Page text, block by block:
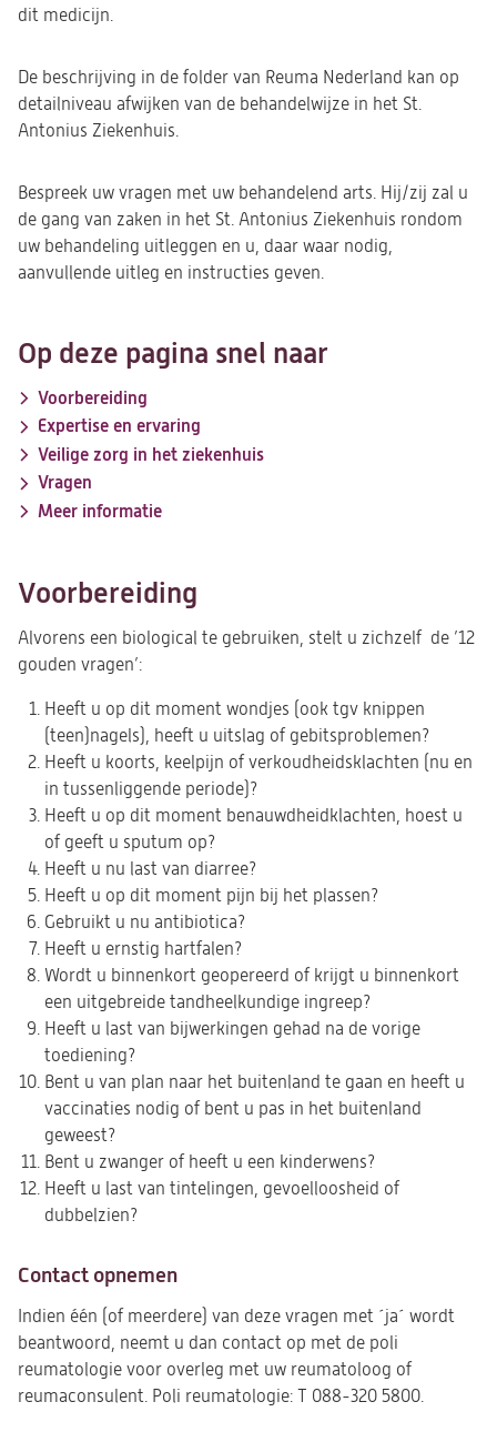
dit medicijn.
De beschrijving in de folder van Reuma Nederland kan op
detailniveau afwijken van de behandelwijze in het St.
Antonius Ziekenhuis.
Bespreek uw vragen met uw behandelend arts. Hij/zij zal u
de gang van zaken in het St. Antonius Ziekenhuis rondom
uw behandeling uitleggen en u, daar waar nodig,
aanvullende uitleg en instructies geven.
Op deze pagina snel naar
Voorbereiding
Expertise en ervaring
Veilige zorg in het ziekenhuis
Vragen
Meer informatie
Voorbereiding
Alvorens een biological te gebruiken, stelt u zichzelf de ’12
gouden vragen’:
Heeft u op dit moment wondjes (ook tgv knippen
(teen)nagels), heeft u uitslag of gebitsproblemen?
Heeft u koorts, keelpijn of verkoudheidsklachten (nu en
in tussenliggende periode)?
Heeft u op dit moment benauwdheidklachten, hoest u
of geeft u sputum op?
Heeft u nu last van diarree?
Heeft u op dit moment pijn bij het plassen?
Gebruikt u nu antibiotica?
Heeft u ernstig hartfalen?
Wordt u binnenkort geopereerd of krijgt u binnenkort
een uitgebreide tandheelkundige ingreep?
Heeft u last van bijwerkingen gehad na de vorige
toediening?
Bent u van plan naar het buitenland te gaan en heeft u
vaccinaties nodig of bent u pas in het buitenland
geweest?
Bent u zwanger of heeft u een kinderwens?
Heeft u last van tintelingen, gevoelloosheid of
dubbelzien?
Contact opnemen
Indien één (of meerdere) van deze vragen met ´ja´ wordt
beantwoord, neemt u dan contact op met de poli
reumatologie voor overleg met uw reumatoloog of
reumaconsulent. Poli reumatologie: T 088-320 5800.